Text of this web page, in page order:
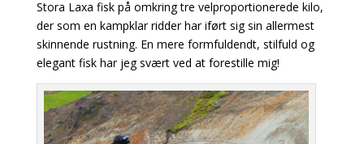
Stora Laxa fisk på omkring tre velproportionerede kilo,
der som en kampklar ridder har iført sig sin allermest
skinnende rustning. En mere formfuldendt, stilfuld og
elegant fisk har jeg svært ved at forestille mig!